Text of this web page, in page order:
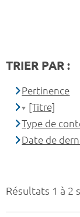
Résultats 1 à 2
TRIER PAR :
Pertinence
[Titre]
Type de
Date de